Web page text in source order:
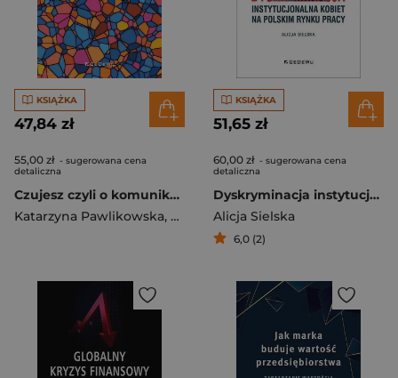
KSIĄŻKA
47,84 zł
55,00 zł - sugerowana cena
detaliczna
Czujesz czyli o komunikacji marketingowej i sprzedaży skierowanej do kobiet Wstęp do gender marketingu
Katarzyna Pawlikowska, Poleszak Marek
KSIĄŻKA
51,65 zł
60,00 zł - sugerowana cena
detaliczna
Dyskryminacja instytucjonalna kobiet na polskim rynku pracy
Alicja Sielska
6,0 (2)